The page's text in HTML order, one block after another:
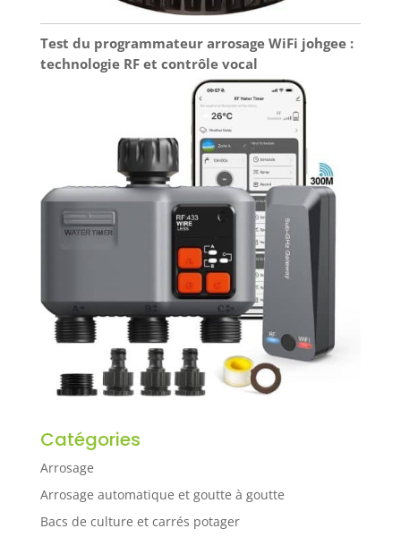
Test du programmateur arrosage WiFi johgee :
technologie RF et contrôle vocal
Catégories
Arrosage
Arrosage automatique et goutte à goutte
Bacs de culture et carrés potager